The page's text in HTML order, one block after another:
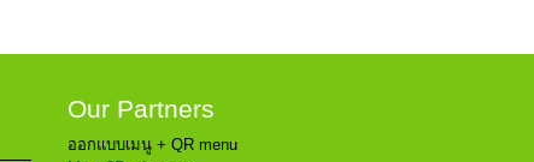
Our Partners
ออกแบบเมนู + QR menu